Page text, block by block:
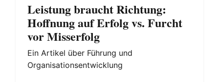
Leistung braucht Richtung:
Hoffnung auf Erfolg vs. Furcht
vor Misserfolg
Ein Artikel über Führung und
Organisationsentwicklung